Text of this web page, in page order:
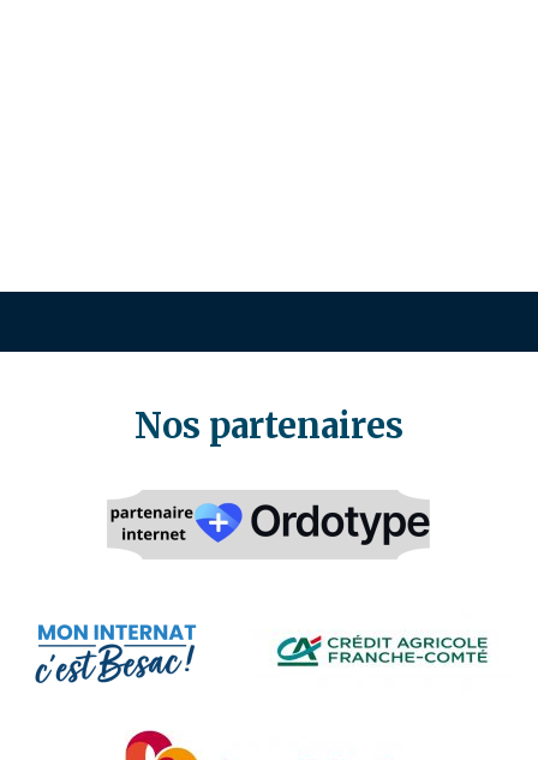
Nos partenaires